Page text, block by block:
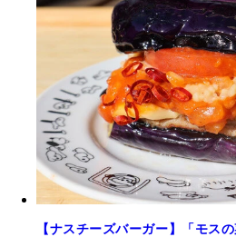
【ナスチーズバーガー】「モス